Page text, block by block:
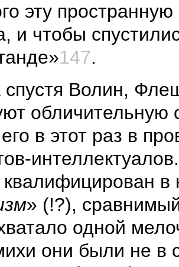
эту
и чтобы
147.
спустя Волин,
обличительную
в этот раз в
в
» (!?),
одной
они были не в